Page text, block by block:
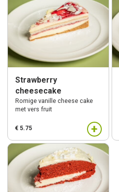
Strawberry
cheesecake
Romige vanille cheese cake
met vers fruit
€ 5.75 +